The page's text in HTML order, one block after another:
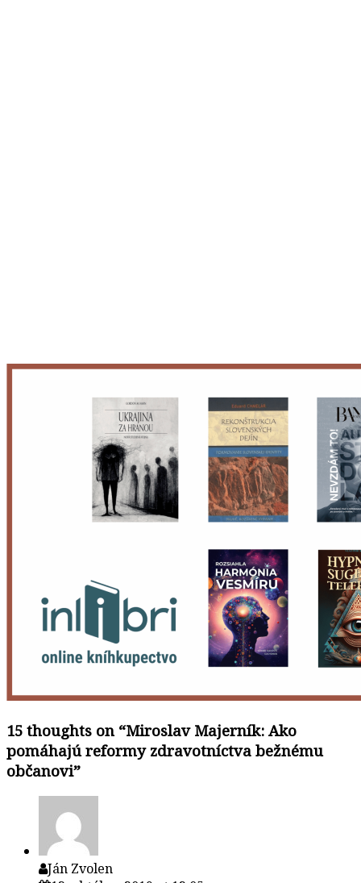
15 thoughts on “Miroslav Majerník: Ako
pomáhajú reformy zdravotníctva bežnému
občanovi”
Ján Zvolen